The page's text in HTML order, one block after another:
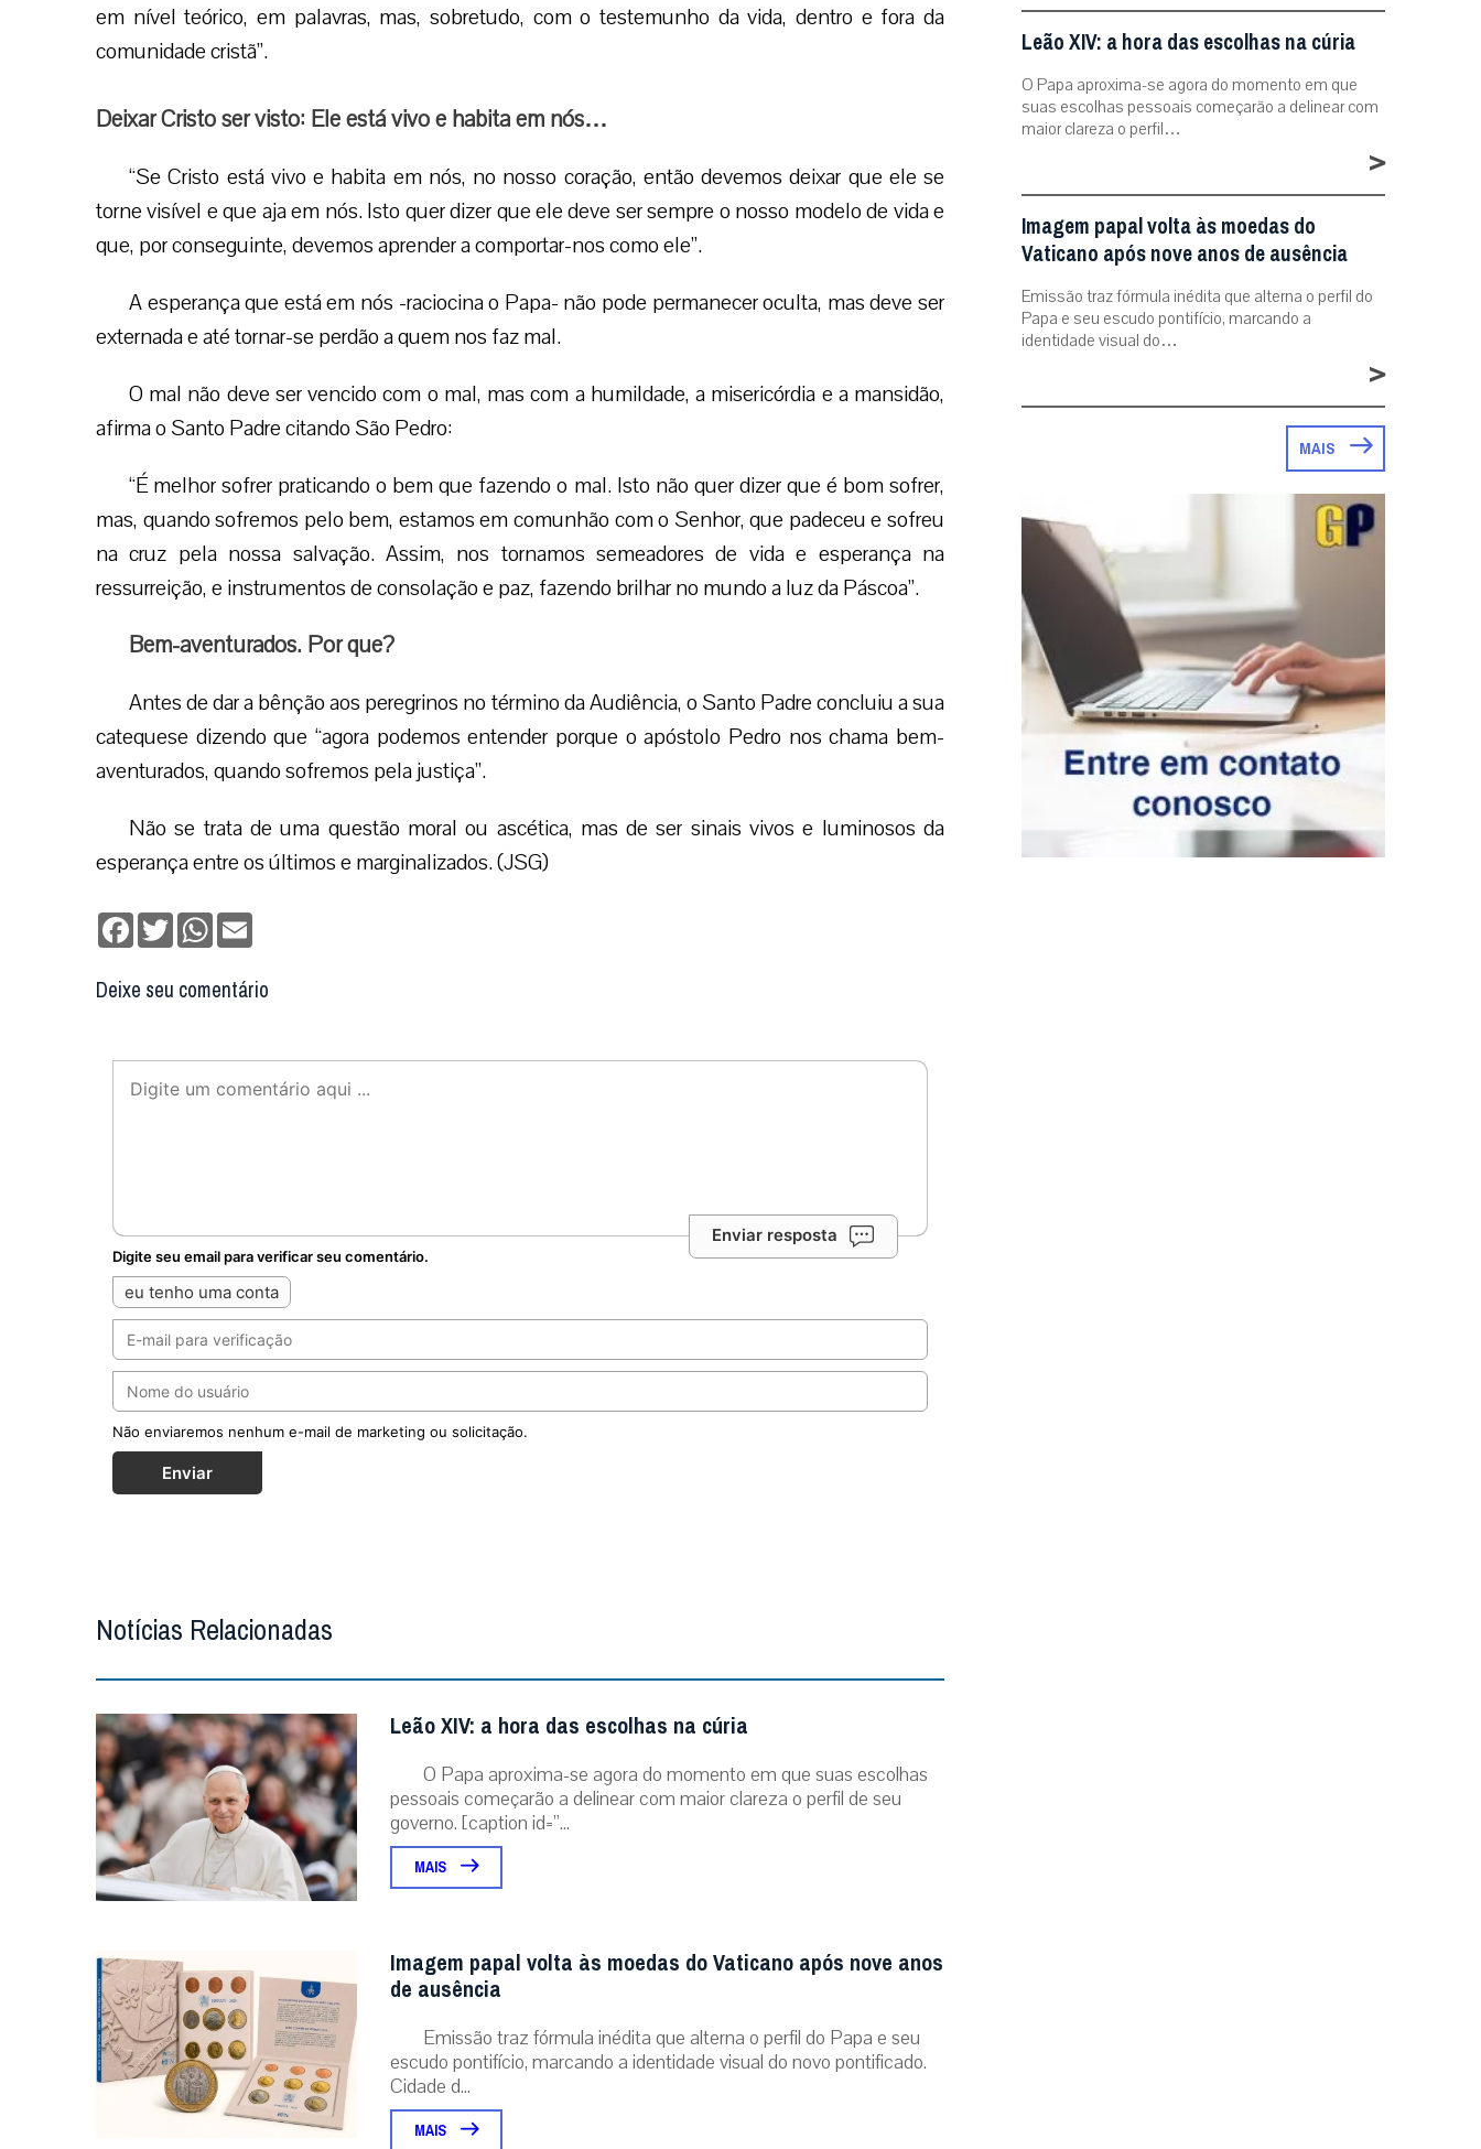
em nível teórico, em palavras, mas, sobretudo, com o testemunho da vida, dentro e fora da
comunidade cristã”.
Deixar Cristo ser visto: Ele está vivo e habita em nós…
“Se Cristo está vivo e habita em nós, no nosso coração, então devemos deixar que ele se
torne visível e que aja em nós. Isto quer dizer que ele deve ser sempre o nosso modelo de vida e
que, por conseguinte, devemos aprender a comportar-nos como ele”.
A esperança que está em nós -raciocina o Papa- não pode permanecer oculta, mas deve ser
externada e até tornar-se perdão a quem nos faz mal.
O mal não deve ser vencido com o mal, mas com a humildade, a misericórdia e a mansidão,
afirma o Santo Padre citando São Pedro:
“É melhor sofrer praticando o bem que fazendo o mal. Isto não quer dizer que é bom sofrer,
mas, quando sofremos pelo bem, estamos em comunhão com o Senhor, que padeceu e sofreu
na cruz pela nossa salvação. Assim, nos tornamos semeadores de vida e esperança na
ressurreição, e instrumentos de consolação e paz, fazendo brilhar no mundo a luz da Páscoa”.
Bem-aventurados. Por que?
Antes de dar a bênção aos peregrinos no término da Audiência, o Santo Padre concluiu a sua
catequese dizendo que “agora podemos entender porque o apóstolo Pedro nos chama bem-
aventurados, quando sofremos pela justiça”.
Não se trata de uma questão moral ou ascética, mas de ser sinais vivos e luminosos da
esperança entre os últimos e marginalizados. (JSG)
Facebook
TwitterWhatsApp
Deixe seu comentário
Enviar resposta
Digite seu email para verificar seu comentário.
eu tenho uma conta
Não enviaremos nenhum e-mail de marketing ou solicitação.
Enviar
Notícias Relacionadas
Leão XIV: a hora das escolhas na cúria
O Papa aproxima-se agora do momento em que suas escolhas
pessoais começarão a delinear com maior clareza o perfil de seu
governo. [caption id=”...
MAIS
Imagem papal volta às moedas do Vaticano após nove anos
de ausência
Emissão traz fórmula inédita que alterna o perfil do Papa e seu
escudo pontifício, marcando a identidade visual do novo pontificado.
Cidade d...
MAIS
Leão XIV: a hora das escolhas na cúria
O Papa aproxima-se agora do momento em que
suas escolhas pessoais começarão a delinear com
maior clareza o perfil…
>
Imagem papal volta às moedas do
Vaticano após nove anos de ausência
Emissão traz fórmula inédita que alterna o perfil do
Papa e seu escudo pontifício, marcando a
identidade visual do…
>
MAIS